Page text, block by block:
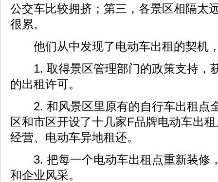
公交车比较拥挤；第三，各景区相隔太
很累。
他们从中发现了电动车出租的契机
1. 取得景区管理部门的政策支持，
的出租许可。
2. 和风景区里原有的自行车出租点
区和市区开设了十几家F品牌电动车出
经营、电动车异地租还。
3. 把每一个电动车出租点重新装修
和企业风采。